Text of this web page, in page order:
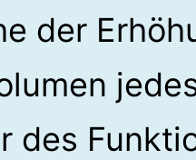
der
des